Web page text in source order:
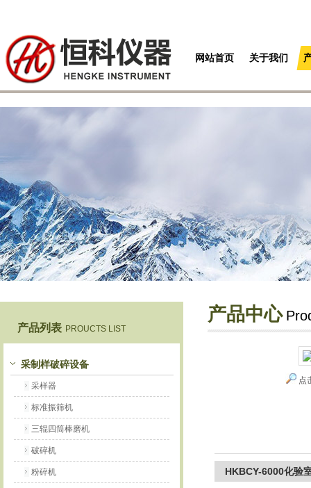
网站首页 关于我们
产品列表 PROUCTS LIST
采制样破碎设备
采样器
标准振筛机
三辊四筒棒磨机
破碎机
粉碎机
产品中心
点
HKBCY-6000化验